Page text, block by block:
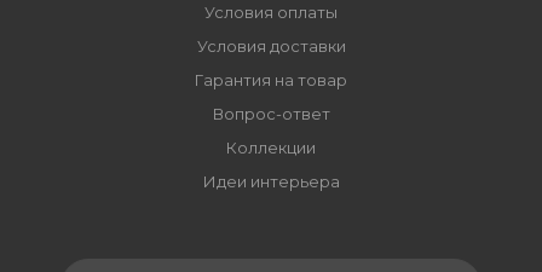
Условия оплаты
Условия доставки
Гарантия на товар
Вопрос-ответ
Коллекции
Идеи интерьера